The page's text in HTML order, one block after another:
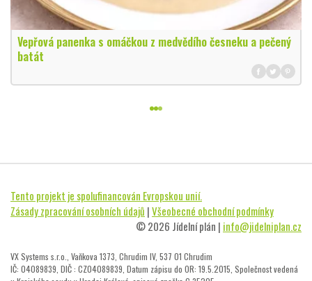
Vepřová panenka s omáčkou z medvědího česneku a pečený
batát
Tento projekt je spolufinancován Evropskou unií.
Zásady zpracování osobních údajů |Všeobecné obchodní podmínky
© 2026 Jídelní plán | info@jidelniplan.cz
VX Systems s.r.o., Vaňkova 1373, Chrudim IV, 537 01 Chrudim
IČ: 04089839, DIČ : CZ04089839, Datum zápisu do OR: 19.5.2015, Společnost vedená